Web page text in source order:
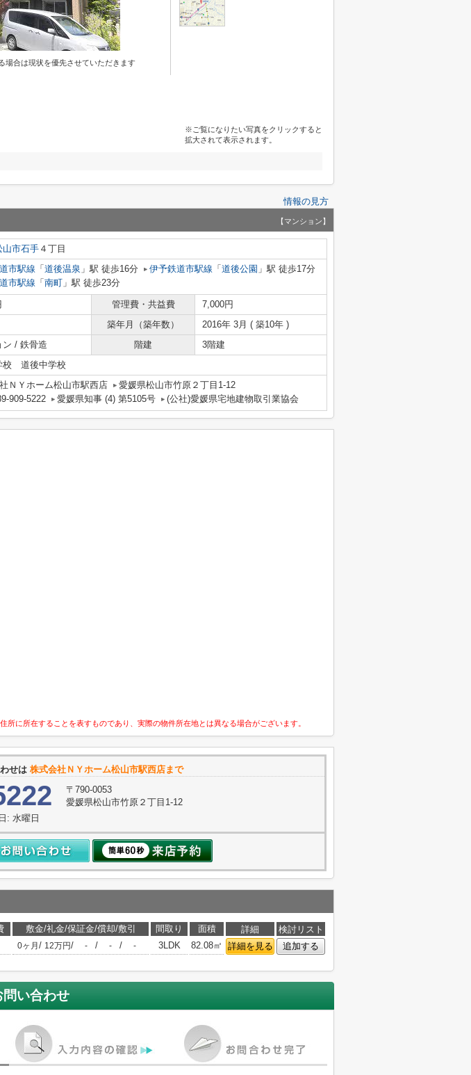
場合は現状を優先させていただきます
※ご覧になりたい写真をクリックすると
拡大されて表示されます。
情報の見方
【マンション】
山市石手 ４丁目
市駅線 「 道後温泉 」駅 徒歩16分 伊予鉄道市駅線 「 道後公園 」駅 徒歩17分
市駅線 「 南町 」駅 徒歩23分
管理費・共益費
7,000円
築年月（築年数）
2016年 3月 ( 築10年 )
ン / 鉄骨造 階建
3階建
校 道後中学校
ＮＹホーム松山市駅西店
愛媛県松山市竹原２丁目1-12
909-5222
愛媛県知事 (4) 第5105号 (公社)愛媛県宅地建物取引業協会
に所在することを表すものであり、実際の物件所在地とは異なる場合がございます。
せは 株式会社ＮＹホーム松山市駅西店まで
〒790-0053
愛媛県松山市竹原２丁目1-12
: 水曜日
敷金/礼金/保証金/償却/敷引 間取り 面積 詳細
検討リスト
0ヶ月 / 12万円/ - / - / - 3LDK 82.08㎡ 詳細を見る 追加する
問い合わせ